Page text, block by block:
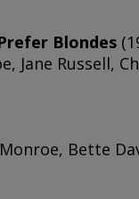
Blondes
Jane Russell,
Bette